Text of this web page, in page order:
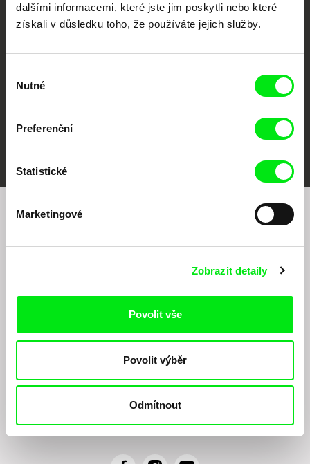
dalšími informacemi, které jste jim poskytli nebo které
získali v důsledku toho, že používáte jejich služby.
souhlasu
Nutné
Preferenční
Statistické
Marketingové
Zobrazit detaily
Povolit vše
Povolit výběr
Odmítnout
CPH:DOX Doclisboa
Millennium Docs
Against Gravity
DOK Leipzig
Chcete být pravidelně informováni o našem
elektronickými prostředky a souvisejícím zpracováním osobních údajů pro účely
Zásady zpracování osobních údajů, textu rozumím a souhlasím s ním, přičemž